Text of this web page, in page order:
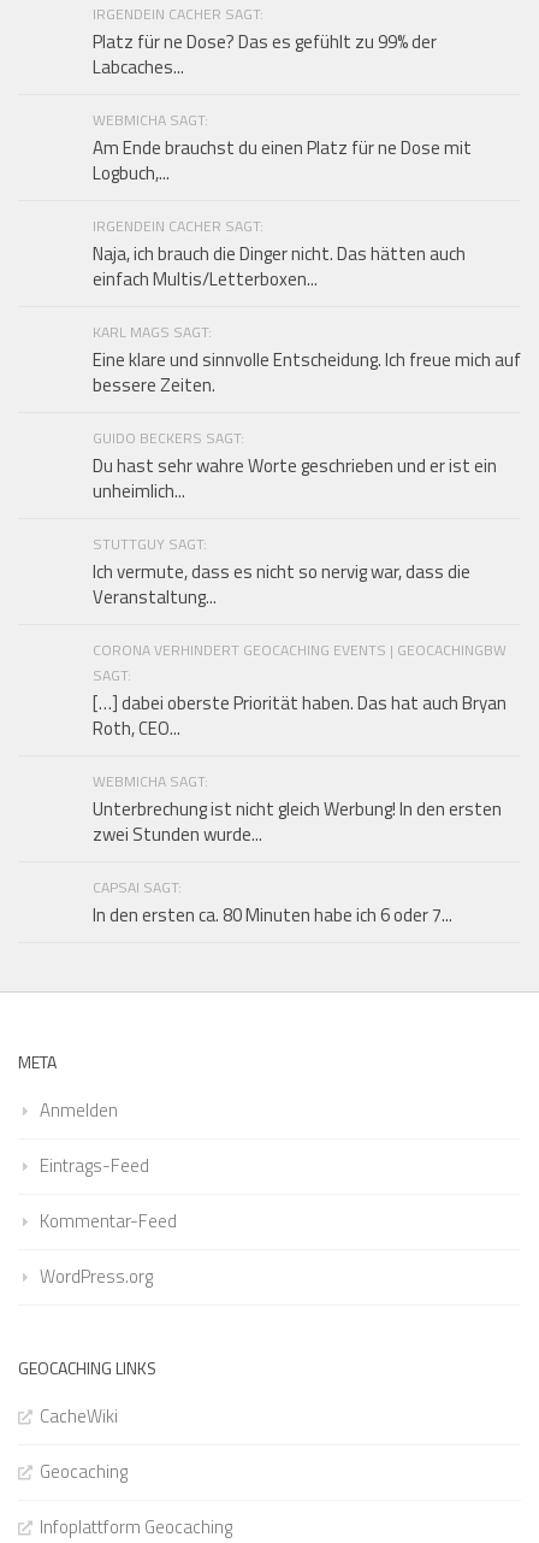
IRGENDEIN CACHER SAGT:
Platz für ne Dose? Das es gefühlt zu 99% der
Labcaches...
WEBMICHA SAGT:
Am Ende brauchst du einen Platz für ne Dose mit
Logbuch,...
IRGENDEIN CACHER SAGT:
Naja, ich brauch die Dinger nicht. Das hätten auch
einfach Multis/Letterboxen...
KARL MAGS SAGT:
Eine klare und sinnvolle Entscheidung. Ich freue mich auf
bessere Zeiten.
GUIDO BECKERS SAGT:
Du hast sehr wahre Worte geschrieben und er ist ein
unheimlich...
STUTTGUY SAGT:
Ich vermute, dass es nicht so nervig war, dass die
Veranstaltung...
CORONA VERHINDERT GEOCACHING EVENTS | GEOCACHINGBW
SAGT:
[…] dabei oberste Priorität haben. Das hat auch Bryan
Roth, CEO...
WEBMICHA SAGT:
Unterbrechung ist nicht gleich Werbung! In den ersten
zwei Stunden wurde...
CAPSAI SAGT:
In den ersten ca. 80 Minuten habe ich 6 oder 7...
META
Anmelden
Eintrags-Feed
Kommentar-Feed
WordPress.org
GEOCACHING LINKS
CacheWiki
Geocaching
Infoplattform Geocaching